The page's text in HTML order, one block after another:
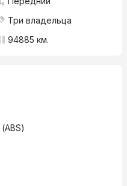
Три владельца
94885 км.